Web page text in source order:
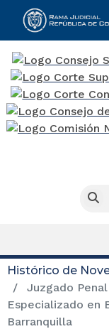
Histórico de
Juzgado
Especializado en
Barranquilla